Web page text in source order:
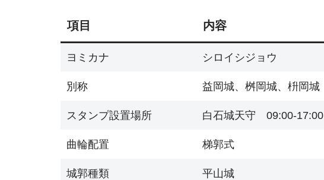
項目 内容
ヨミカナ シロイシジョウ
別称 益岡城、桝岡城、枡岡城
スタンプ設置場所 白石城天守 09:00-17:00
曲輪配置 梯郭式
城郭種類 平山城